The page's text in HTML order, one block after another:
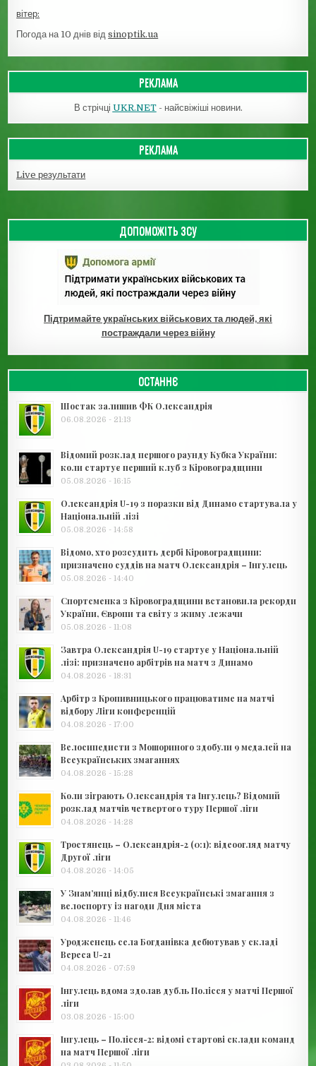
вітер:
Погода на 10 днів відsinoptik.ua
РЕКЛАМА
В стрічці UKR.NET- найсвіжіші новини.
РЕКЛАМА
Live результати
ДОПОМОЖІТЬ ЗСУ
Підтримайте українських військових та людей, які
постраждали через війну
ОСТАННЄ
Шостак залишив ФК Олександрія
06.08.2026 - 21:13
Відомий розклад першого раунду Кубка України:
коли стартує перший клуб з Кіровоградщини
05.08.2026 - 16:15
Олександрія U-19 з поразки від Динамо стартувала у
Національній лізі
05.08.2026 - 14:58
Відомо, хто розсудить дербі Кіровоградщини:
призначено суддів на матч Олександрія – Інгулець
05.08.2026 - 14:40
Спортсменка з Кіровоградщини встановила рекорди
України, Європи та світу з жиму лежачи
05.08.2026 - 11:08
Завтра Олександрія U-19 стартує у Національній
лізі: призначено арбітрів на матч з Динамо
04.08.2026 - 18:31
Арбітр з Кропивницького працюватиме на матчі
відбору Ліги конференцій
04.08.2026 - 17:00
Велосипедисти з Мошориного здобули 9 медалей на
Всеукраїнських змаганнях
04.08.2026 - 15:28
Коли зіграють Олександрія та Інгулець? Відомий
розклад матчів четвертого туру Першої ліги
04.08.2026 - 14:28
Тростянець – Олександрія-2 (0:1): відеоогляд матчу
Другої ліги
04.08.2026 - 14:05
У Знам’янці відбулися Всеукраїнські змагання з
велоспорту із нагоди Дня міста
04.08.2026 - 11:46
Уродженець села Богданівка дебютував у складі
Вереса U-21
04.08.2026 - 07:59
Інгулець вдома здолав дубль Полісся у матчі Першої
ліги
03.08.2026 - 15:00
Інгулець – Полісся-2: відомі стартові склади команд
на матч Першої ліги